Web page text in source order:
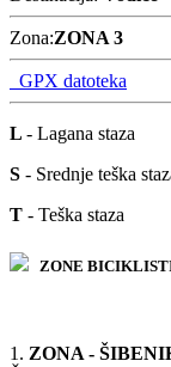
Zona:ZONA 3
GPX datoteka
L - Lagana staza
S - Srednje teška
T - Teška staza
ZONE
1. ZONA -